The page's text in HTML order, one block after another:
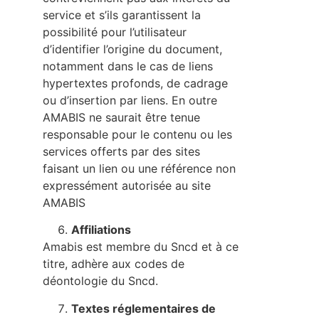
service et s’ils garantissent la
possibilité pour l’utilisateur
d’identifier l’origine du document,
notamment dans le cas de liens
hypertextes profonds, de cadrage
ou d’insertion par liens. En outre
AMABIS ne saurait être tenue
responsable pour le contenu ou les
services offerts par des sites
faisant un lien ou une référence non
expressément autorisée au site
AMABIS
Affiliations
Amabis est membre du Sncd et à ce
titre, adhère aux codes de
déontologie du Sncd.
Textes réglementaires de